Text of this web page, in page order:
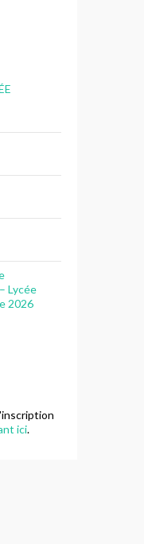
Lycée
2026
ici.